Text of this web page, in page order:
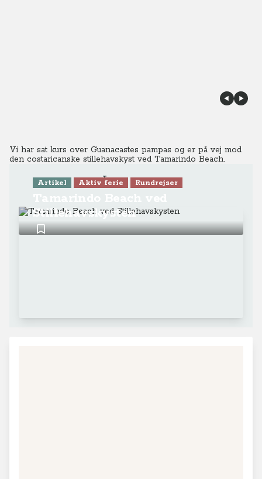
Vi har sat kurs over Guanacastes pampas og er på vej mod
den costaricanske stillehavskyst ved Tamarindo Beach.
Læs mere
Artikel Aktiv ferie Rundrejser
Stillehavskysten